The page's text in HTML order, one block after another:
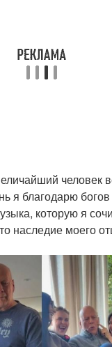
человек
я благодарю богов
которую я
наследие моего